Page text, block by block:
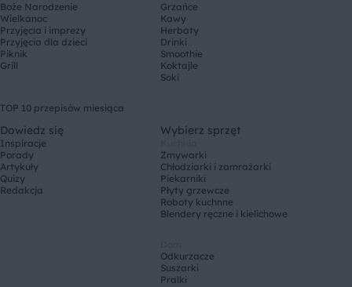
Boże Narodzenie
Wielkanoc
Przyjęcia i imprezy
Przyjęcia dla dzieci
Piknik
Grill
Grzańce
Kawy
Herbaty
Drinki
Smoothie
Koktajle
Soki
TOP 10 przepisów miesiąca
Dowiedz się
Inspiracje
Porady
Artykuły
Quizy
Redakcja
Wybierz sprzęt
Zmywarki
Chłodziarki i zamrażarki
Piekarniki
Płyty grzewcze
Roboty kuchnne
Blendery ręczne i kielichowe
Odkurzacze
Suszarki
Pralki